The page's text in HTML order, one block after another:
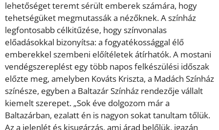
lehetőséget teremt sérült emberek számára, hogy
tehetségüket megmutassák a nézőknek. A színház
legfontosabb célkitűzése, hogy színvonalas
előadásokkal bizonyítsa: a fogyatékossággal élő
emberekkel szembeni előítéletek átírhatók. A mostani
vendégszereplést egy több napos felkészülési időszak
előzte meg, amelyben Kováts Kriszta, a Madách Színház
színésze, egyben a Baltazár Színház rendezője vállalt
kiemelt szerepet. „Sok éve dolgozom már a
Baltazárban, ezalatt én is nagyon sokat tanultam tőlük.
Az a jelenlét és kisugárzás, ami árad belőlük, igazán